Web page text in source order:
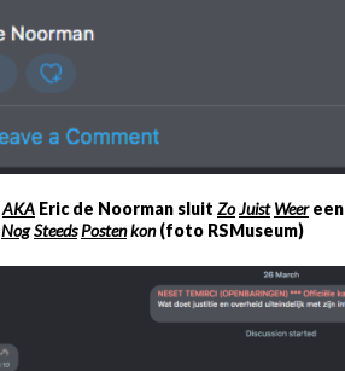
AKA Eric de Noorman sluit ZoJuist Weereen
NogSteeds Postenkon(foto RSMuseum)